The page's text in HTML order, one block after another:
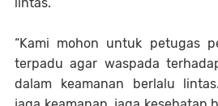
“Kami mohon untuk petugas
terpadu agar waspada
dalam keamanan berlalu